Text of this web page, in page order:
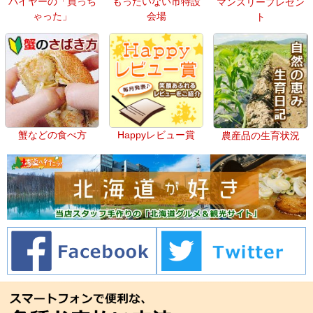
ゃった」
会場
ト
蟹などの食べ方 Happyレビュー賞 農産品の生育状況